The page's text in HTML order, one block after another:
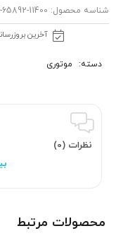
شناسه محصول: 11400-65892-T
آخرین بروزرسانی : 11
دسته: موتوری
نظرات (0)
محصولات مرتبط